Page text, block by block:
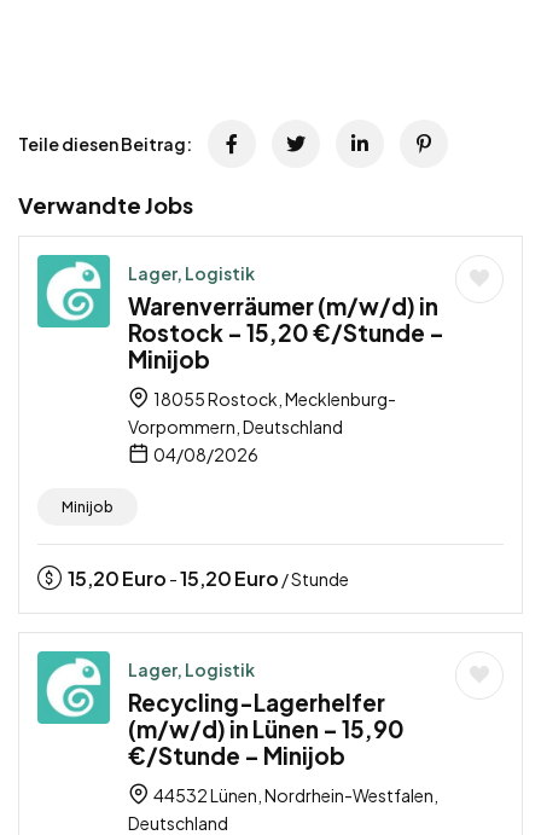
Teile diesen Beitrag:
Verwandte Jobs
Lager, Logistik
Warenverräumer (m/w/d) in
Rostock – 15,20 €/Stunde –
Minijob
18055 Rostock, Mecklenburg-
Vorpommern, Deutschland
04/08/2026
Minijob
15,20Euro -15,20Euro / Stunde
Lager, Logistik
Recycling-Lagerhelfer
(m/w/d) in Lünen – 15,90
€/Stunde – Minijob
44532 Lünen, Nordrhein-Westfalen,
Deutschland